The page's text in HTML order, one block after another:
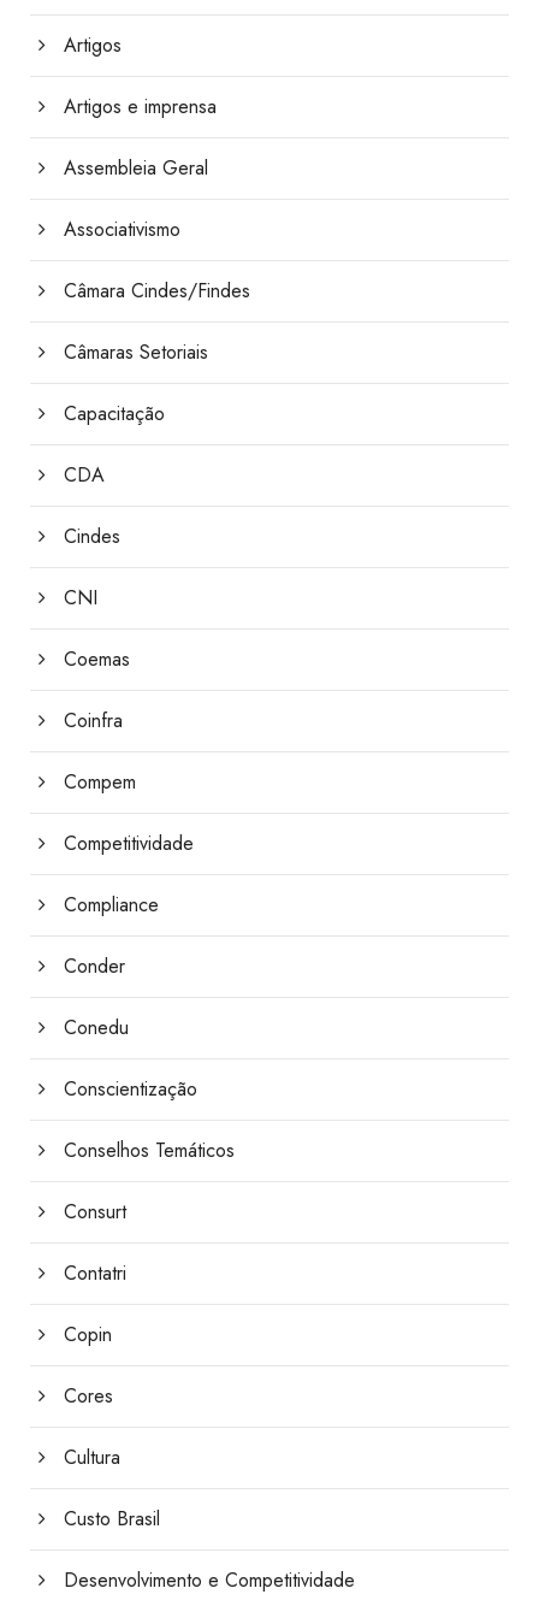
Artigos
Artigos e imprensa
Assembleia Geral
Associativismo
Câmara Cindes/Findes
Câmaras Setoriais
Capacitação
CDA
Cindes
CNI
Coemas
Coinfra
Compem
Competitividade
Compliance
Conder
Conedu
Conscientização
Conselhos Temáticos
Consurt
Contatri
Copin
Cores
Cultura
Custo Brasil
Desenvolvimento e Competitividade